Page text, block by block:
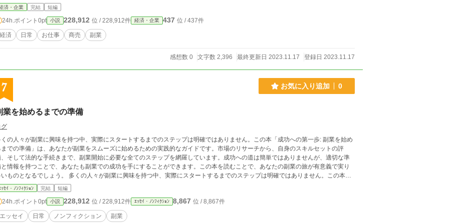
済・企業 完結 短編
24h.ポイント 0pt 小説 228,912 位 / 228,912件 経済・企業 437 位 / 437件
経済 日常 お仕事 商売 副業
感想数 0 文字数 2,396 最終更新日 2023.11.17 登録日 2023.11.17
7 お気に入り追加 0
業を始めるまでの準備
グ
くの人々が副業に興味を持つ中、実際にスタートするまでのステップは明確ではありません。この本「成功への第一歩: 副業を始め
までの準備」は、あなたが副業をスムーズに始めるための実践的なガイドです。市場のリサーチから、自身のスキルセットの評
そして法的な手続きまで、副業開始に必要な全てのステップを網羅しています。成功への道は簡単ではありませんが、適切な準
情報を持つことで、あなたも副業での成功を手にすることができます。この本を読むことで、あなたの副業の旅が有意義で実り
いものとなるでしょう。 多くの人々が副業に興味を持つ中、実際にスタートするまでのステップは明確ではありません。この本
功への第一歩: 副業を始めるまでの準備」は、あなたが副業をスムーズに始めるための実践的なガイドです。市場のリサーチか
自身のスキルセットの評価、そして法的な手続きまで、副業開始に必要な全てのステップを網羅しています。成功への道は簡単
ありませんが、適切な準備と情報を持つことで、あなたも副業での成功を手にすることができます。この本を読むことで、あな
業の旅が有意義で実り多いものとなるでしょう。 多くの人々が副業に興味を持つ中、実際にスタートするまでのステップは明
ん。 この本「成功への第一歩: 副業を始めるまでの準備」は、あなたが副業をスムーズに始めるための実践的なガイド
ｯｾｲ・ﾉﾝﾌｨｸｼｮﾝ 完結 短編
24h.ポイント 0pt 小説 228,912 位 / 228,912件 ｴｯｾｲ・ﾉﾝﾌｨｸｼｮﾝ 8,867 位 / 8,867件
エッセイ 日常 ノンフィクション 副業